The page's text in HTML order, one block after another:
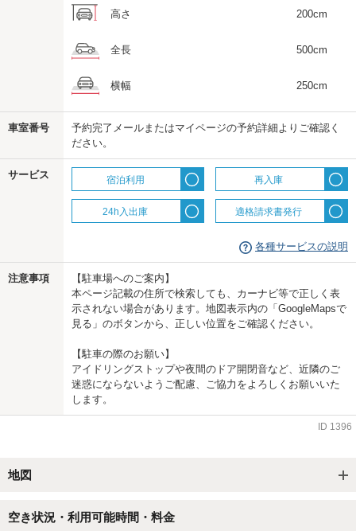
高さ 200cm
全長 500cm
横幅 250cm
車室番号
予約完了メールまたはマイページの予約詳細よりご確認く
ださい。
サービス 宿泊利用 再入庫
24h入出庫 適格請求書発行
各種サービスの説明
注意事項
【駐車場へのご案内】
本ページ記載の住所で検索しても、カーナビ等で正しく表
示されない場合があります。地図表示内の「GoogleMapsで
見る」のボタンから、正しい位置をご確認ください。
【駐車の際のお願い】
アイドリングストップや夜間のドア開閉音など、近隣のご
迷惑にならないようご配慮、ご協力をよろしくお願いいた
します。
ID 1396
地図
空き状況・利用可能時間・料金